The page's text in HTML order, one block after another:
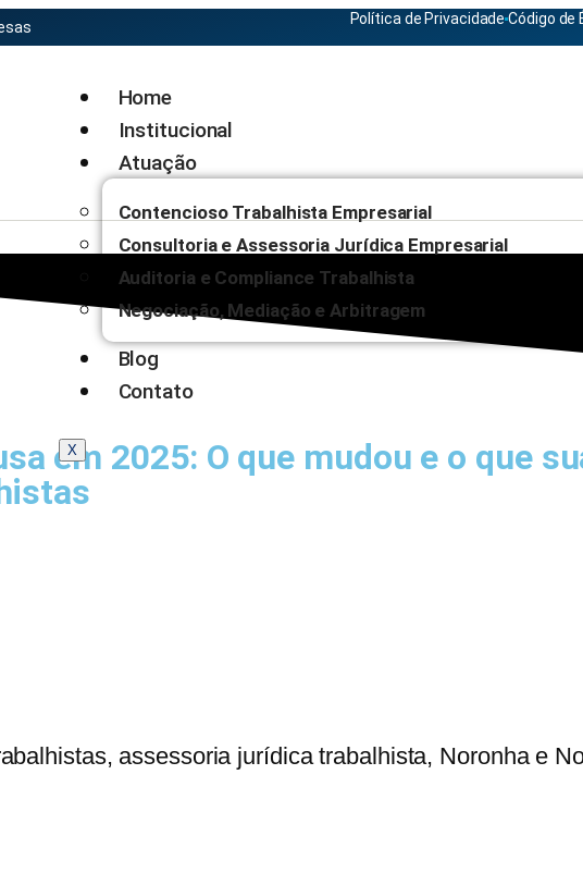
Política de PrivacidadeCódigo de
Home
Institucional
Atuação
Contencioso Trabalhista Empresarial
Consultoria e Assessoria Jurídica Empresarial
Auditoria e Compliance Trabalhista
Negociação, Mediação e Arbitragem
Blog
Contato
X
em 2025: O que mudou e o que
assessoria jurídica trabalhista, Noronha e